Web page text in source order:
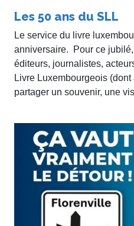
Les 50 ans du SLL
Le service du livre
anniversaire. Pour ce
éditeurs, journalistes,
Livre Luxembourgeois
partager un souvenir, une